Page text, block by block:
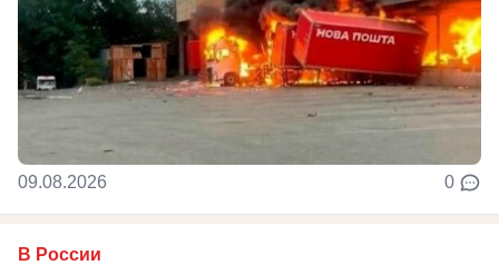
09.08.2026 0
В России